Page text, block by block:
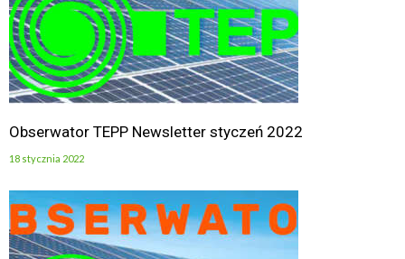
Obserwator TEPP Newsletter styczeń 2022
18 stycznia 2022